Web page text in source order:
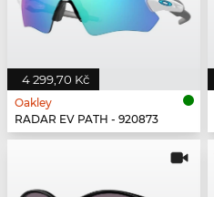
4 299,70 Kč
Oakley
RADAR EV PATH - 920873